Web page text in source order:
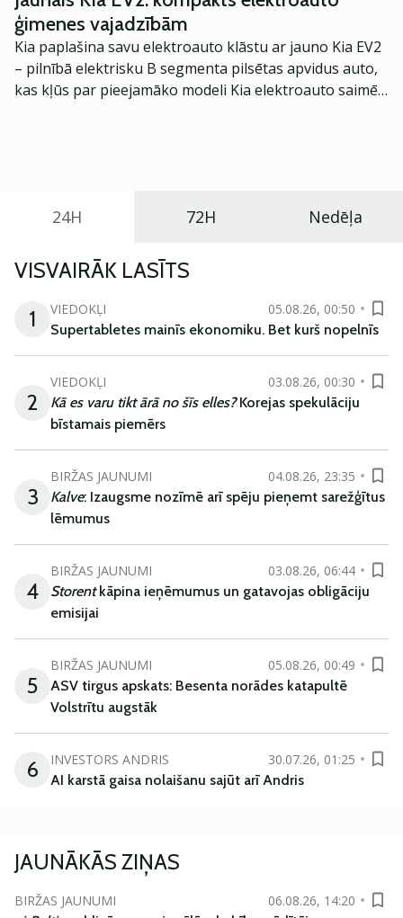
ģimenes vajadzībām
Kia paplašina savu elektroauto klāstu ar jauno Kia EV2
– pilnībā elektrisku B segmenta pilsētas apvidus auto,
kas kļūs par pieejamāko modeli Kia elektroauto saimē
24H 72H Nedēļa
VISVAIRĀK LASĪTS
1
VIEDOKĻI
05.08.26, 00:50
Supertabletes mainīs ekonomiku. Bet kurš nopelnīs
2
VIEDOKĻI
03.08.26, 00:30
Kā es varu tikt ārā no šīs elles?Korejas spekulāciju
bīstamais piemērs
3
BIRŽAS JAUNUMI
04.08.26, 23:35
Kalve: Izaugsme nozīmē arī spēju pieņemt sarežģītus
lēmumus
4
BIRŽAS JAUNUMI
03.08.26, 06:44
Storentkāpina ieņēmumus un gatavojas obligāciju
emisijai
5
BIRŽAS JAUNUMI
05.08.26, 00:49
ASV tirgus apskats: Besenta norādes katapultē
Volstrītu augstāk
6 INVESTORS ANDRIS
30.07.26, 01:25
AI karstā gaisa nolaišanu sajūt arī Andris
JAUNĀKĀS ZIŅAS
BIRŽAS JAUNUMI
06.08.26, 14:20